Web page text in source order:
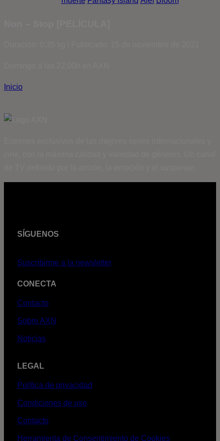
Inicio
SÍGUENOS
Suscribirme a la newsletter
CONECTA
Contacto
Sobre AXN
Noticias
LEGAL
Política de privacidad
Condiciones de uso
Contacto
Herramienta de Consentimiento de Cookies